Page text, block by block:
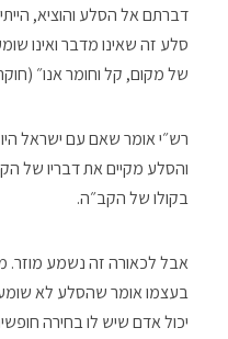
דברתם אל הסלע והוציא,
סלע זה שאינו מדבר ואינו
של מקום, קל וחומר אנו״
רש״י אומר שאם עם ישראל
והסלע מקיים את דבריו של
בקולו של הקב״ה.
אבל לכאורה זה נשמע מוזר.
בעצמו אומר שהסלע לא שומע
יכול אדם שיש לו בחירה